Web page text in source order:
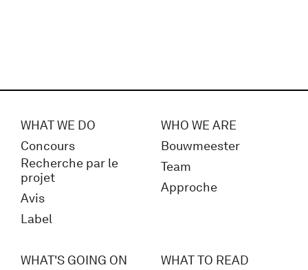
WHAT WE DO
Concours
Recherche par le
projet
Avis
Label
WHO WE ARE
Bouwmeester
Team
Approche
WHAT'S GOING ON
WHAT TO READ